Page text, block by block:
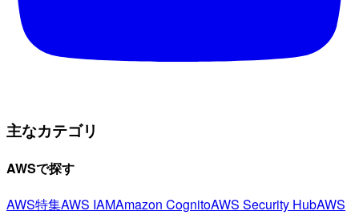
主なカテゴリ
AWSで探す
AWS特集AWS IAMAmazon CognitoAWS Security HubAWS